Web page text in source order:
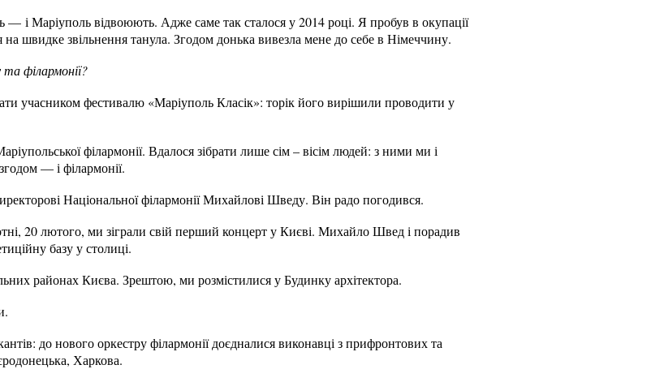
— і Маріуполь відвоюють. Адже саме так сталося у 2014 році. Я пробув в окупації
швидке звільнення танула. Згодом донька вивезла мене до себе в Німеччину.
філармонії?
учасником фестивалю «Маріуполь Класік»: торік його вирішили проводити у
філармонії. Вдалося зібрати лише сім – вісім людей: з ними ми і
— і філармонії.
Національної філармонії Михайлові Шведу. Він радо погодився.
20 лютого, ми зіграли свій перший концерт у Києві. Михайло Швед і порадив
базу у столиці.
районах Києва. Зрештою, ми розмістилися у Будинку архітектора.
до нового оркестру філармонії доєдналися виконавці з прифронтових та
Харкова.